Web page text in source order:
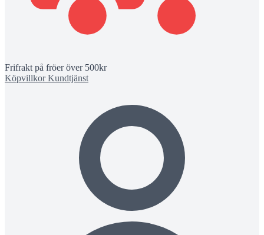
Frifrakt på fröer över 500kr
KöpvillkorKundtjänst